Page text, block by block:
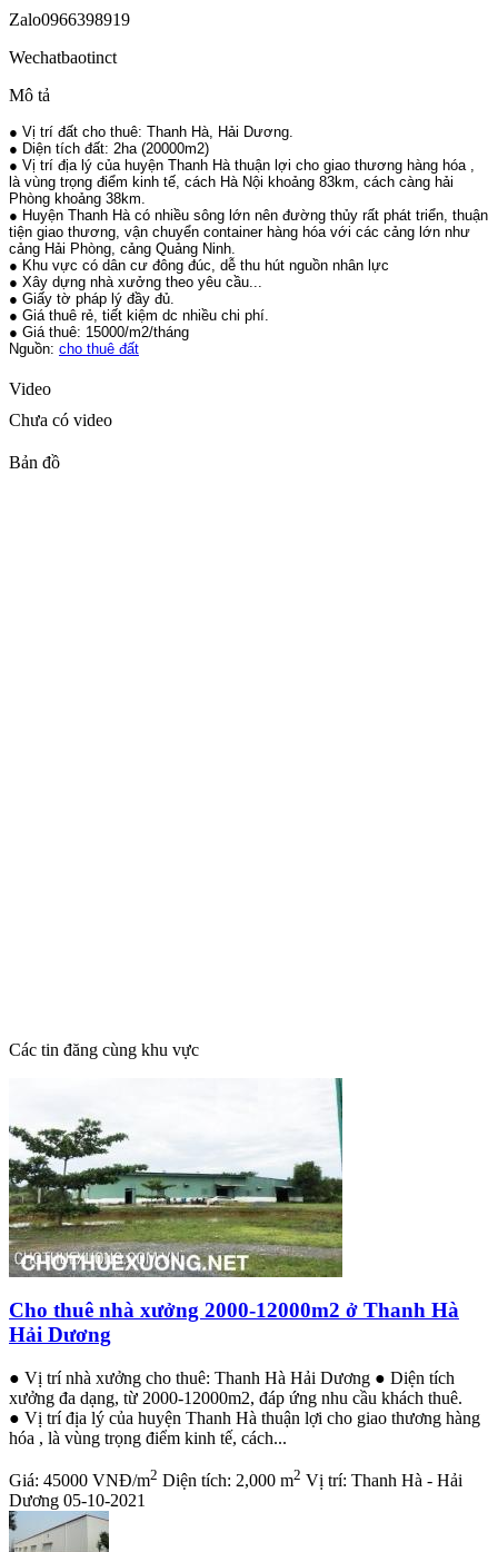
Zalo0966398919
Wechatbaotinct
Mô tả
● Vị trí đất cho thuê: Thanh Hà, Hải Dương.
● Diện tích đất: 2ha (20000m2)
● Vị trí địa lý của huyện Thanh Hà thuận lợi cho giao thương hàng hóa ,
là vùng trọng điểm kinh tế, cách Hà Nội khoảng 83km, cách càng hải
Phòng khoảng 38km.
● Huyện Thanh Hà có nhiều sông lớn nên đường thủy rất phát triển, thuận
tiện giao thương, vận chuyển container hàng hóa với các cảng lớn như
cảng Hải Phòng, cảng Quảng Ninh.
● Khu vực có dân cư đông đúc, dễ thu hút nguồn nhân lực
● Xây dựng nhà xưởng theo yêu cầu...
● Giấy tờ pháp lý đầy đủ.
● Giá thuê rẻ, tiết kiệm dc nhiều chi phí.
● Giá thuê: 15000/m2/tháng
Nguồn: cho thuê đất
Video
Chưa có video
Bản đồ
Các tin đăng cùng khu vực
Cho thuê nhà xưởng 2000-12000m2 ở Thanh Hà
Hải Dương
● Vị trí nhà xưởng cho thuê: Thanh Hà Hải Dương ● Diện tích
xưởng đa dạng, từ 2000-12000m2, đáp ứng nhu cầu khách thuê.
● Vị trí địa lý của huyện Thanh Hà thuận lợi cho giao thương hàng
hóa , là vùng trọng điểm kinh tế, cách...
Giá: 45000 VNĐ/m2 Diện tích: 2,000 m2 Vị trí: Thanh Hà - Hải
Dương 05-10-2021